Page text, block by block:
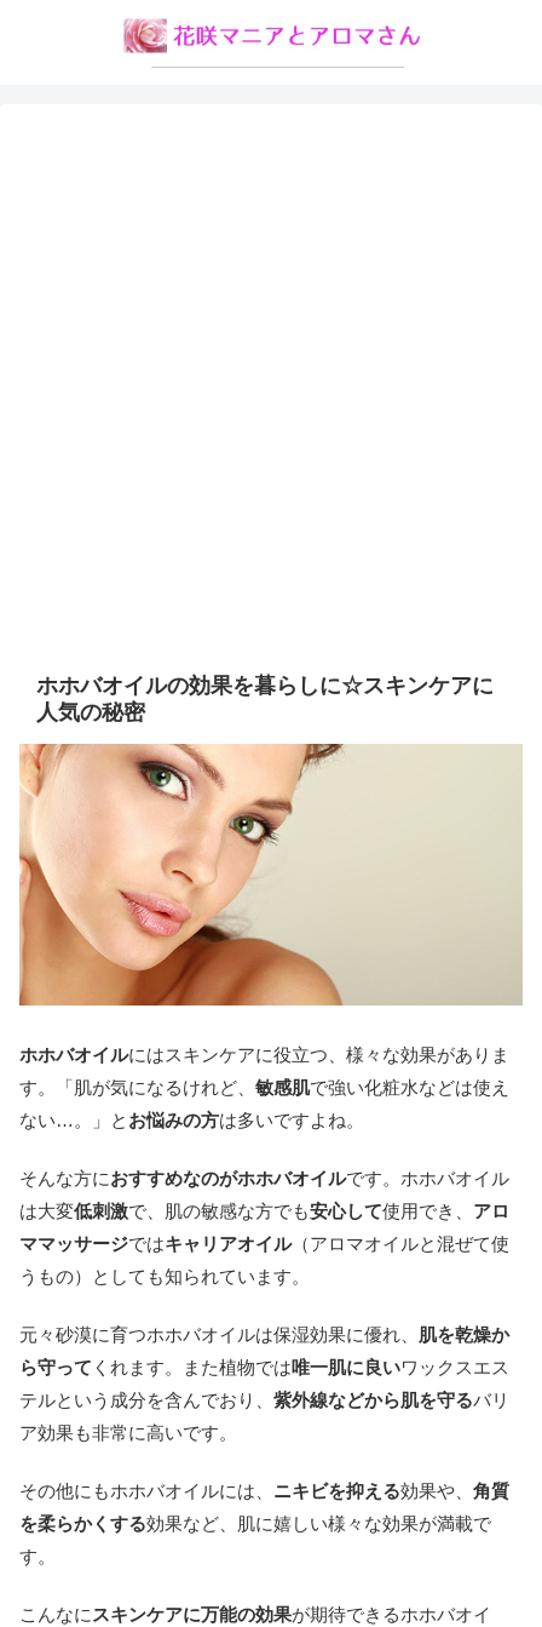
ホホバオイルの効果を暮らしに☆スキンケアに
人気の秘密
ホホバオイルにはスキンケアに役立つ、様々な効果がありま
す。「肌が気になるけれど、 敏感肌で強い化粧水などは使え
ない…。」と お悩みの方は多いですよね。
そんな方におすすめなのがホホバオイルです。ホホバオイル
は大変低刺激で、肌の敏感な方でも安心して使用でき、 アロ
ママッサージではキャリアオイル（アロマオイルと混ぜて使
うもの）としても知られています。
元々砂漠に育つホホバオイルは保湿効果に優れ、 肌を乾燥か
ら守って くれます。また植物では唯一肌に良いワックスエス
テルという成分を含んでおり、 紫外線などから肌を守るバリ
ア効果も非常に高いです。
その他にもホホバオイルには、 ニキビを抑える効果や、 角質
を柔らかくする効果など、肌に嬉しい様々な効果が満載で
す。
こんなに スキンケアに万能の効果が期待できるホホバオイ